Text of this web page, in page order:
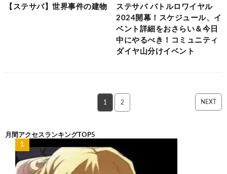
【ステサバ】世界事件の建物
ステサバ バトルロワイヤル
2024開幕！スケジュール、イ
ベント詳細をおさらい＆今日
中にやるべき！コミュニティ
ダイヤ山分けイベント
1 2 NEXT
月間アクセスランキングTOP5